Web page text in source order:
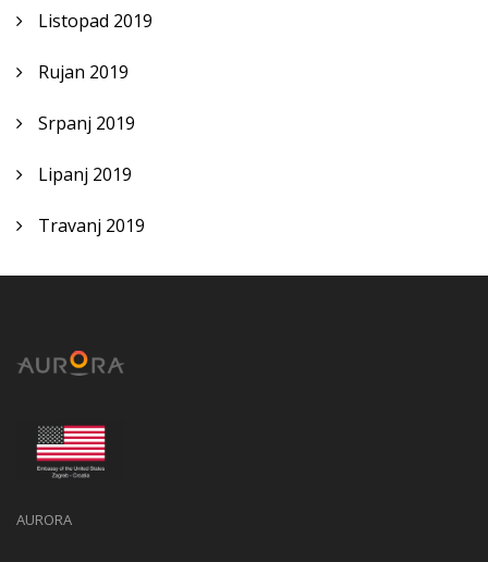
Listopad 2019
Rujan 2019
Srpanj 2019
Lipanj 2019
Travanj 2019
AURORA